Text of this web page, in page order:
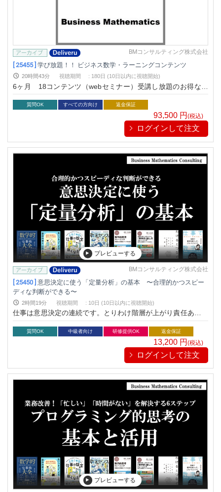
BMコンサルティング株式会社
[ 25455 ] 学び放題！！ ビジネス数学・ラーニングコンテンツ
20時間43分 視聴期間 : 180日 (10日以内に視聴開始)
6ヶ月 18コンテンツ（webセミナー）受講し放題のお得なプ
ランです。
質問OK すべての方向け 返金保証
93,500 円(税込)
ログインして注文
プレビューする
BMコンサルティング株式会社
[ 25450 ] 意思決定に使う「定量分析」の基本 〜合理的かつスピー
ディな判断ができる〜
2時間19分 視聴期間 : 10日 (10日以内に視聴開始)
仕事は意思決定の連続です。とりわけ階層が上がり責任ある立
場になればなるほど、その意思決定には根拠が求められます。
本研修は意思決定に使う定量分析の基本を学び、合理的かつス
ピーディな判断ができるビジネス人への変革を目指します。内
容は意思決定の基本ステップとメンタリティ。代表的な定量分
析そこから得られる教訓を指導。MBAレベルは難易度が高すぎ
るが、大事なことはしっかり押さえたい。そんなリクエストに
応える研修プログラムです。
質問OK 中級者向け 研修提供OK 返金保証
13,200 円(税込)
ログインして注文
プレビューする